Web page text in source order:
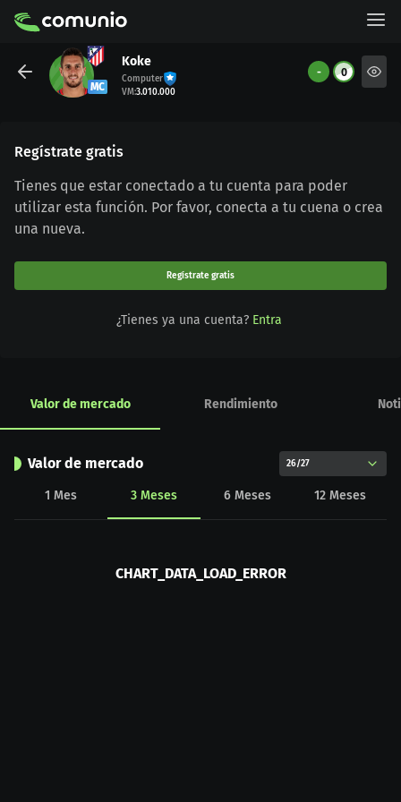
MC
Koke
Computer
VM:3.010.000
- 0
Regístrate gratis
Tienes que estar conectado a tu cuenta para poder
utilizar esta función. Por favor, conecta a tu cuena o crea
una nueva.
Regístrate gratis
¿Tienes ya una cuenta? Entra
Valor de mercado Rendimiento
Valor de mercado 26/27
1 Mes 3 Meses 6 Meses 12 Meses
CHART_DATA_LOAD_ERROR